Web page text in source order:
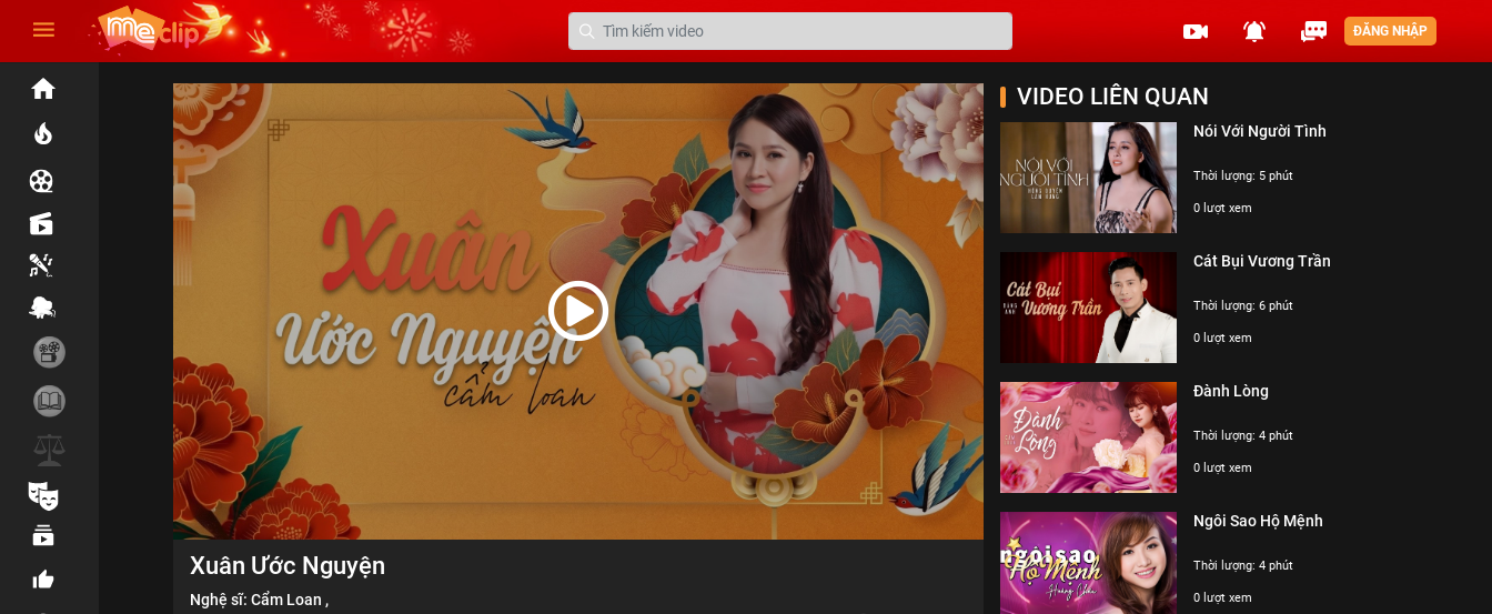
ĐĂNG NHẬP
Xuân Ước Nguyện
Nghệ sĩ: Cẩm Loan ,
VIDEO LIÊN QUAN
Nói Với Người Tình
Thời lượng: 5 phút
0 lượt xem
Cát Bụi Vương Trần
Thời lượng: 6 phút
0 lượt xem
Đành Lòng
Thời lượng: 4 phút
0 lượt xem
Ngôi Sao Hộ Mệnh
Thời lượng: 4 phút
0 lượt xem